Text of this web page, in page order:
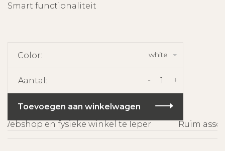
Smart functionaliteit
Color: white
Aantal: +
-
Toevoegen aan winkelwagen
en fysieke winkel te Ieper
Ruim